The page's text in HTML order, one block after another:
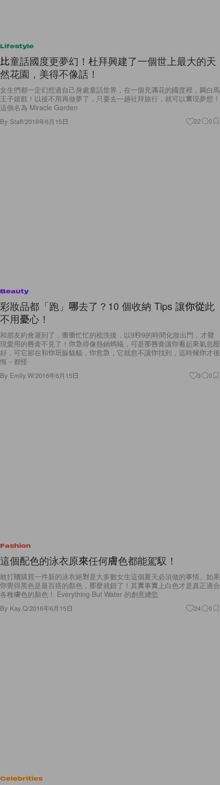
Lifestyle
比童話國度更夢幻！杜拜興建了一個世上最大的天
然花園，美得不像話！
女生們都一定幻想過自己身處童話世界，在一個充滿花的國度裡，與白馬
王子嬉戲！以後不用再做夢了，只要去一趟社拜旅行，就可以實現夢想！
這個名為 Miracle Garden
By Staff/2016年6月15日 22 0
Beauty
彩妝品都「跑」哪去了？10 個收納 Tips 讓你從此
不用憂心！
和朋友約會遲到了，衝衝忙忙的梳洗後，以9秒9的時間化妝出門，才發
現愛用的唇膏不見了！你急得像熱鍋螞蟻，可是那唇膏讓你看起來氣息超
好，可它卻在和你玩躲貓貓，你愈急，它就愈不讓你找到，這時候你才後
悔－都怪
By Emily.W/2016年6月15日 3 0
Fashion
這個配色的泳衣原來任何膚色都能駕馭！
敢打賭購買一件新的泳衣絕對是大多數女生這個夏天必須做的事情。如果
你覺得黑色是最百搭的顏色，那麼就錯了！其實事實上白色才是真正適合
各種膚色的顏色！ Everything But Water 的創意總監
By Kay.Q/2016年6月15日 24 0
Celebrities